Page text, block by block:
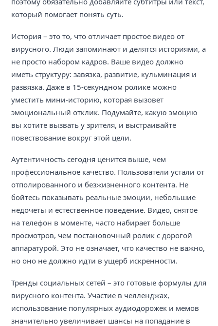
который помогает понять суть.
История – это то, что отличает простое видео от
вирусного. Люди запоминают и делятся историями, а
не просто набором кадров. Ваше видео должно
иметь структуру: завязка, развитие, кульминация и
развязка. Даже в 15-секундном ролике можно
уместить мини-историю, которая вызовет
эмоциональный отклик. Подумайте, какую эмоцию
вы хотите вызвать у зрителя, и выстраивайте
повествование вокруг этой цели.
Аутентичность сегодня ценится выше, чем
профессиональное качество. Пользователи устали от
отполированного и безжизненного контента. Не
бойтесь показывать реальные эмоции, небольшие
недочеты и естественное поведение. Видео, снятое
на телефон в моменте, часто набирает больше
просмотров, чем постановочный ролик с дорогой
аппаратурой. Это не означает, что качество не важно,
но оно не должно идти в ущерб искренности.
Тренды социальных сетей – это готовые формулы для
вирусного контента. Участие в челленджах,
использование популярных аудиодорожек и мемов
значительно увеличивает шансы на попадание в